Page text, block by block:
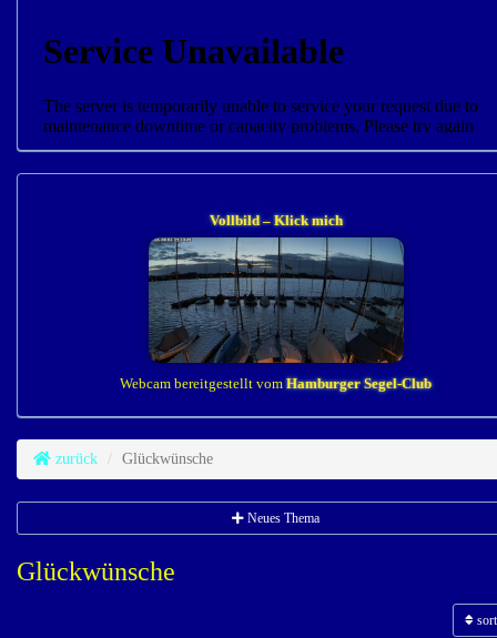
Vollbild – Klick mich
Webcam bereitgestellt vom Hamburger Segel-Club
zurück Glückwünsche
Neues Thema
Glückwünsche